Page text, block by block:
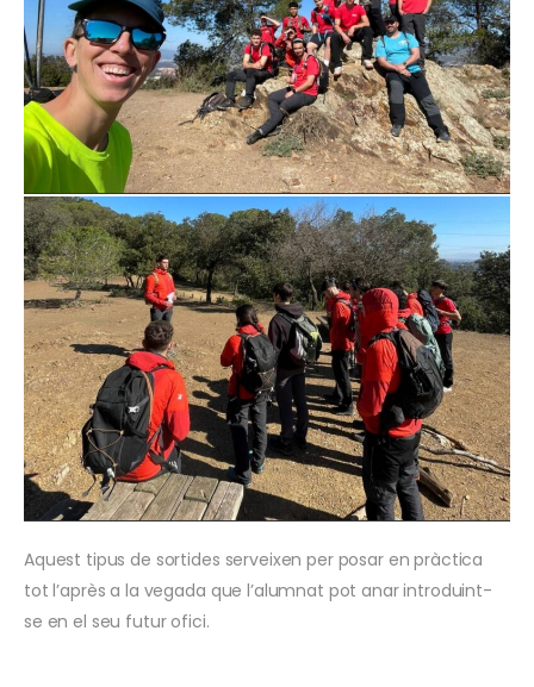
Aquest tipus de sortides serveixen per posar en pràctica
tot l’après a la vegada que l’alumnat pot anar introduint-
se en el seu futur ofici.